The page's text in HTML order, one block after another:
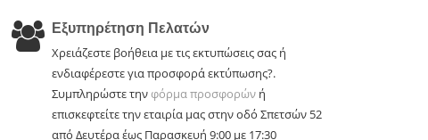
Εξυπηρέτηση Πελατών
Χρειάζεστε βοήθεια με τις εκτυπώσεις σας ή
ενδιαφέρεστε για προσφορά εκτύπωσης?.
Συμπληρώστε τηνφόρμα προσφορών ή
επισκεφτείτε την εταιρία μας στην οδό Σπετσών 52
από Δευτέρα έως Παρασκευή 9:00 με 17:30